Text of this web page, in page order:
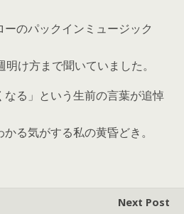
のパックインミュージック
け方まで聞いていました。
なる」という生前の言葉が追悼
る気がする私の黄昏どき。
Next Post